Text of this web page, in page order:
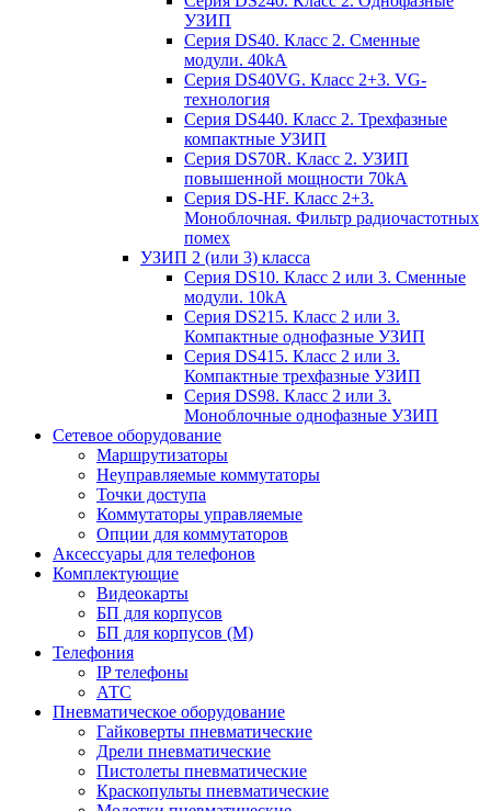
УЗИП
Серия DS40. Класс 2. Сменные
модули. 40kA
Серия DS40VG. Класс 2+3. VG-
технология
Серия DS440. Класс 2. Трехфазные
компактные УЗИП
Серия DS70R. Класс 2. УЗИП
повышенной мощности 70kA
Серия DS-HF. Класс 2+3.
Моноблочная. Фильтр радиочастотных
помех
УЗИП 2 (или 3) класса
Серия DS10. Класс 2 или 3. Сменные
модули. 10kA
Серия DS215. Класс 2 или 3.
Компактные однофазные УЗИП
Серия DS415. Класс 2 или 3.
Компактные трехфазные УЗИП
Серия DS98. Класс 2 или 3.
Моноблочные однофазные УЗИП
Сетевое оборудование
Маршрутизаторы
Неуправляемые коммутаторы
Точки доступа
Коммутаторы управляемые
Опции для коммутаторов
Аксессуары для телефонов
Комплектующие
Видеокарты
БП для корпусов
БП для корпусов (М)
Телефония
IP телефоны
АТС
Пневматическое оборудование
Гайковерты пневматические
Дрели пневматические
Пистолеты пневматические
Краскопульты пневматические